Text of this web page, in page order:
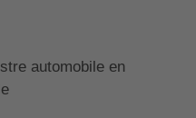
automobile en